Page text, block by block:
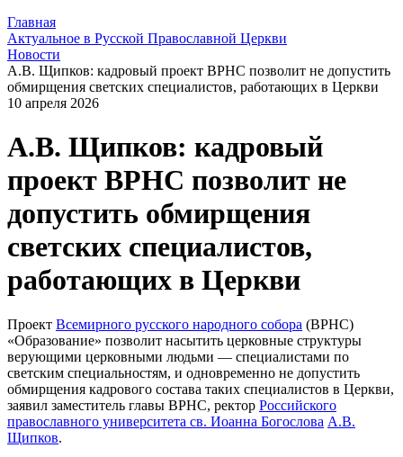
Главная
Актуальное в Русской Православной Церкви
Новости
А.В. Щипков: кадровый проект ВРНС позволит не допустить
обмирщения светских специалистов, работающих в Церкви
10 апреля 2026
А.В. Щипков: кадровый
проект ВРНС позволит не
допустить обмирщения
светских специалистов,
работающих в Церкви
Проект Всемирного русского народного собора (ВРНС)
«Образование» позволит насытить церковные структуры
верующими церковными людьми — специалистами по
светским специальностям, и одновременно не допустить
обмирщения кадрового состава таких специалистов в Церкви,
заявил заместитель главы ВРНС, ректор Российского
православного университета св. Иоанна Богослова А.В.
Щипков.